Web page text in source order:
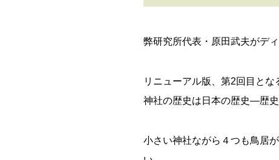
弊研究所代表・原田武夫がデ
リニューアル版、第2回目と
神社の歴史は日本の歴史―歴史
小さい神社ながら４つも鳥居